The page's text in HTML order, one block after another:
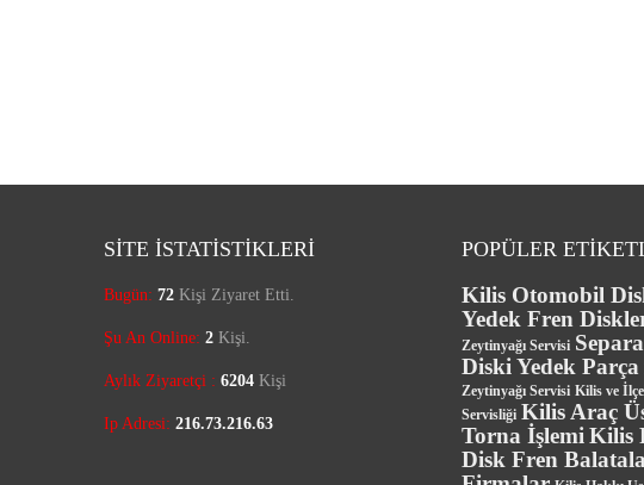
SİTE İSTATİSTİKLERİ
Bugün: 72 Kişi Ziyaret Etti.
Şu An Online: 2 Kişi.
Aylık Ziyaretçi : 6204 Kişi
Ip Adresi: 216.73.216.63
POPÜLER
Kilis Otomobil
Yedek Fren
Zeytinyağı Servisi
Diski Yedek Parça
Zeytinyağı Servisi Kilis ve
Servisliği Kilis Araç
Torna İşlemi Kilis
Disk Fren